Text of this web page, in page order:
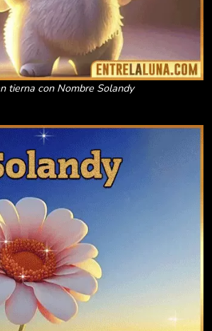
tierna con Nombre Solandy